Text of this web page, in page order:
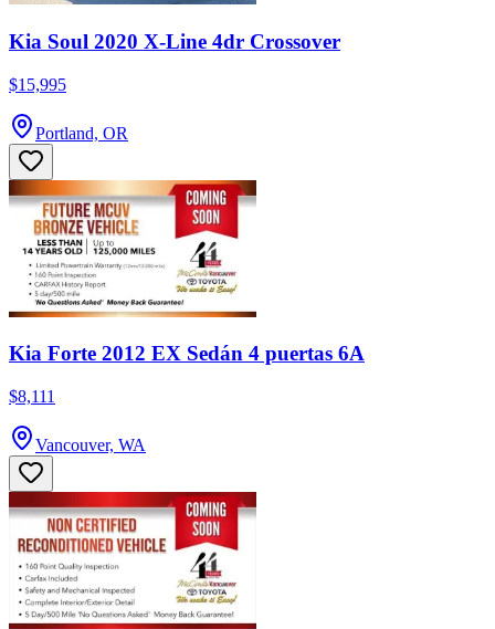
Kia Soul 2020 X-Line 4dr Crossover
$15,995
Portland, OR
Kia Forte 2012 EX Sedán 4 puertas 6A
$8,111
Vancouver, WA